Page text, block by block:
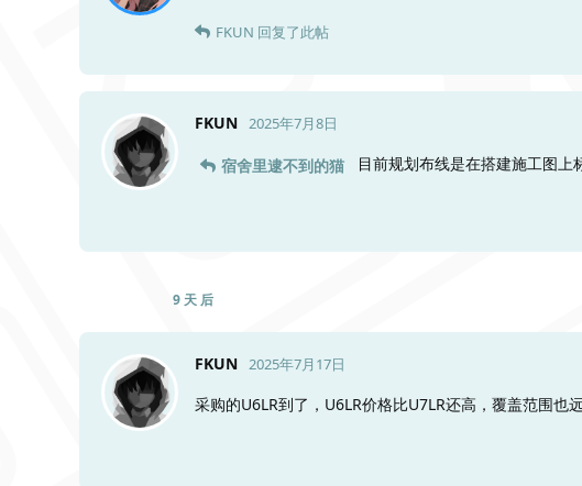
FKUN 回复了此帖
FKUN 2025年7月8日
宿舍里逮不到的猫 目前规划布线是在搭建施工图
9 天 后
FKUN 2025年7月17日
采购的U6LR到了，U6LR价格比U7LR还高，覆盖范围